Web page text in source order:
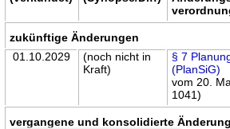
zukünftige Änderungen
01.10.2029
(noch nicht in
Kraft)
§ 7
(PlanSiG)
vom 20.
1041)
vergangene und konsolidierte